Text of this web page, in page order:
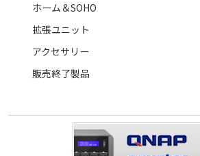
ホーム＆SOHO
拡張ユニット
アクセサリー
販売終了製品